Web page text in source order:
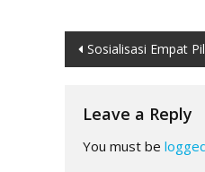
Post
Sosialisasi Empat
Leave a Reply
You must be